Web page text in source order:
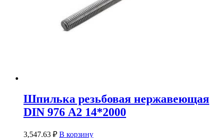
Шпилька резьбовая нержавеющая
DIN 976 А2 14*2000
3,547.63 ₽ В корзину